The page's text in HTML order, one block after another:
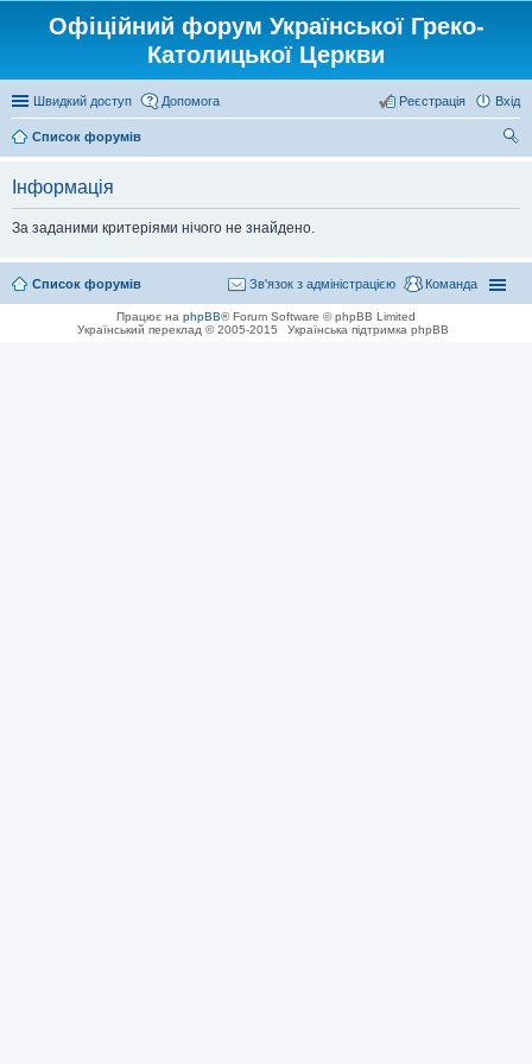
Офіційний форум Української Греко-
Католицької Церкви
Швидкий доступ Допомога Вхід
Реєстрація
Список форумів
Інформація
За заданими критеріями нічого не знайдено.
Список форумів Команда
Зв'язок з адміністрацією
Працює на phpBB® Forum Software © phpBB Limited
Український переклад © 2005-2015
Українська підтримка phpBB